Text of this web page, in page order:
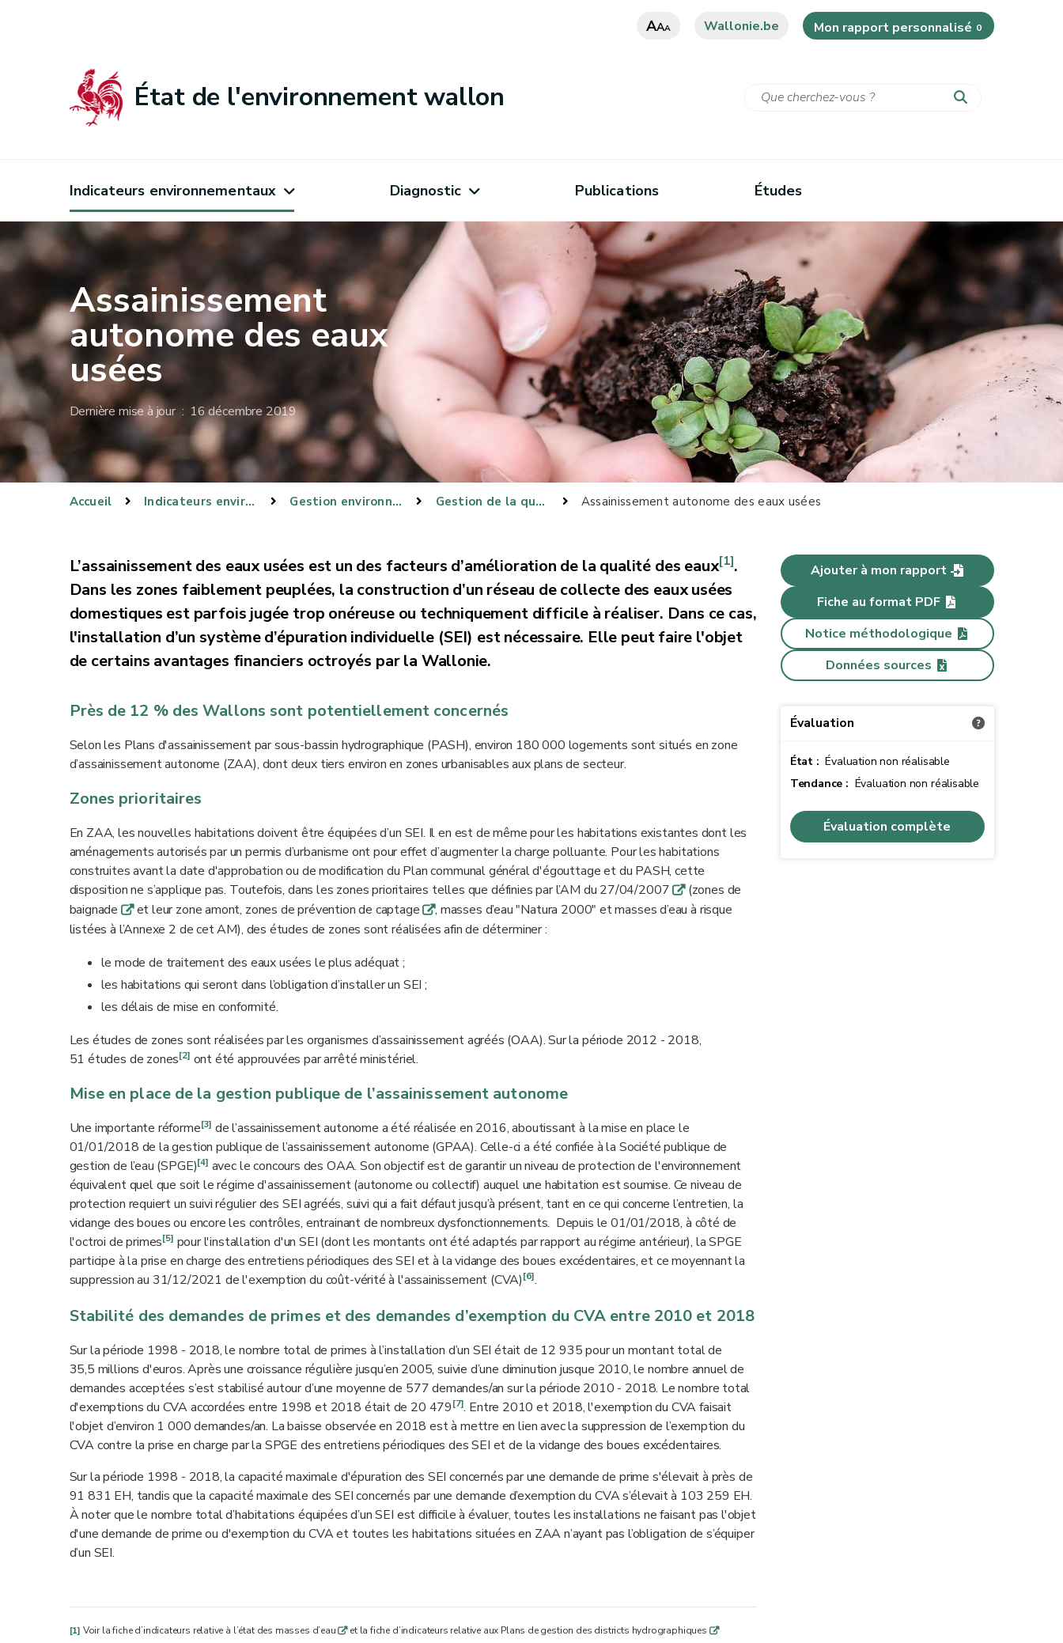
AAA Wallonie.be Mon rapport personnalisé 0
État de l'environnement wallon
Indicateurs environnementaux Diagnostic Publications Études
Assainissement
autonome des eaux
usées
Dernière mise à jour : 16 décembre 2019
Accueil Indicateurs environnementaux Gestion environnementale Gestion de la qualité des milieux Assainissement autonome des eaux usées
L’assainissement des eaux usées est un des facteurs d’amélioration de la qualité des eaux[1].
Dans les zones faiblement peuplées, la construction d’un réseau de collecte des eaux usées
domestiques est parfois jugée trop onéreuse ou techniquement difficile à réaliser. Dans ce cas,
l'installation d’un système d’épuration individuelle (SEI) est nécessaire. Elle peut faire l'objet
de certains avantages financiers octroyés par la Wallonie.
Près de 12 % des Wallons sont potentiellement concernés
Selon les Plans d'assainissement par sous-bassin hydrographique (PASH), environ 180 000 logements sont situés en zone
d’assainissement autonome (ZAA), dont deux tiers environ en zones urbanisables aux plans de secteur.
Zones prioritaires
En ZAA, les nouvelles habitations doivent être équipées d’un SEI. Il en est de même pour les habitations existantes dont les
aménagements autorisés par un permis d’urbanisme ont pour effet d’augmenter la charge polluante. Pour les habitations
construites avant la date d'approbation ou de modification du Plan communal général d'égouttage et du PASH, cette
disposition ne s’applique pas. Toutefois, dans les zones prioritaires telles que définies par l’AM du 27/04/2007q(zones de
baignade qet leur zone amont, zones de prévention de captageq, masses d’eau "Natura 2000" et masses d’eau à risque
listées à l’Annexe 2 de cet AM), des études de zones sont réalisées afin de déterminer :
le mode de traitement des eaux usées le plus adéquat ;
les habitations qui seront dans l’obligation d’installer un SEI ;
les délais de mise en conformité.
Les études de zones sont réalisées par les organismes d’assainissement agréés (OAA). Sur la période 2012 - 2018,
51 études de zones[2] ont été approuvées par arrêté ministériel.
Mise en place de la gestion publique de l’assainissement autonome
Une importante réforme[3] de l’assainissement autonome a été réalisée en 2016, aboutissant à la mise en place le
01/01/2018 de la gestion publique de l’assainissement autonome (GPAA). Celle-ci a été confiée à la Société publique de
gestion de l’eau (SPGE)[4] avec le concours des OAA. Son objectif est de garantir un niveau de protection de l'environnement
équivalent quel que soit le régime d'assainissement (autonome ou collectif) auquel une habitation est soumise. Ce niveau de
protection requiert un suivi régulier des SEI agréés, suivi qui a fait défaut jusqu’à présent, tant en ce qui concerne l’entretien, la
vidange des boues ou encore les contrôles, entrainant de nombreux dysfonctionnements. Depuis le 01/01/2018, à côté de
l'octroi de primes[5] pour l'installation d'un SEI (dont les montants ont été adaptés par rapport au régime antérieur), la SPGE
participe à la prise en charge des entretiens périodiques des SEI et à la vidange des boues excédentaires, et ce moyennant la
suppression au 31/12/2021 de l'exemption du coût-vérité à l'assainissement (CVA)[6].
Stabilité des demandes de primes et des demandes d’exemption du CVA entre 2010 et 2018
Sur la période 1998 - 2018, le nombre total de primes à l’installation d’un SEI était de 12 935 pour un montant total de
35,5 millions d'euros. Après une croissance régulière jusqu’en 2005, suivie d’une diminution jusque 2010, le nombre annuel de
demandes acceptées s’est stabilisé autour d’une moyenne de 577 demandes/an sur la période 2010 - 2018. Le nombre total
d'exemptions du CVA accordées entre 1998 et 2018 était de 20 479[7]. Entre 2010 et 2018, l'exemption du CVA faisait
l'objet d’environ 1 000 demandes/an. La baisse observée en 2018 est à mettre en lien avec la suppression de l’exemption du
CVA contre la prise en charge par la SPGE des entretiens périodiques des SEI et de la vidange des boues excédentaires.
Sur la période 1998 - 2018, la capacité maximale d'épuration des SEI concernés par une demande de prime s'élevait à près de
91 831 EH, tandis que la capacité maximale des SEI concernés par une demande d’exemption du CVA s’élevait à 103 259 EH.
À noter que le nombre total d’habitations équipées d’un SEI est difficile à évaluer, toutes les installations ne faisant pas l'objet
d'une demande de prime ou d'exemption du CVA et toutes les habitations situées en ZAA n’ayant pas l’obligation de s’équiper
d’un SEI.
[1] Voir la fiche d’indicateurs relative à l’état des masses d’eauqet la fiche d’indicateurs relative aux Plans de gestion des districts hydrographiques q
Ajouter à mon rapport
Fiche au format PDF
Notice méthodologique
Données sources
Évaluation
État : Évaluation non réalisable
Tendance : Évaluation non réalisable
Évaluation complète